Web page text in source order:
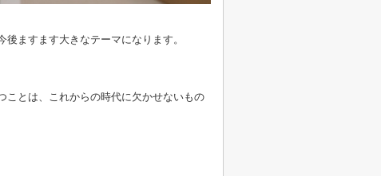
ますます大きなテーマになります。
ことは、これからの時代に欠かせないもの